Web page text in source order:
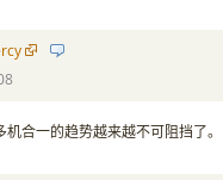
合一的趋势越来越不可阻挡了。